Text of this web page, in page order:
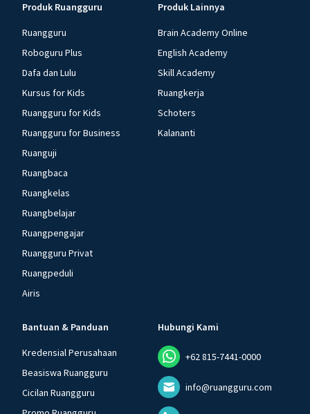
Produk Ruangguru
Ruangguru
Roboguru Plus
Dafa dan Lulu
Kursus for Kids
Ruangguru for Kids
Ruangguru for Business
Ruanguji
Ruangbaca
Ruangkelas
Ruangbelajar
Ruangpengajar
Ruangguru Privat
Ruangpeduli
Airis
Produk Lainnya
Brain Academy Online
English Academy
Skill Academy
Ruangkerja
Schoters
Kalananti
Bantuan & Panduan
Kredensial Perusahaan
Beasiswa Ruangguru
Cicilan Ruangguru
Hubungi Kami
+62 815-7441-0000
info@ruangguru.com